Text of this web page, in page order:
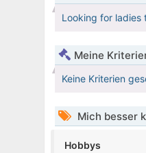
Looking for ladies
Meine
Keine Kriterien
Mich besser
Hobbys